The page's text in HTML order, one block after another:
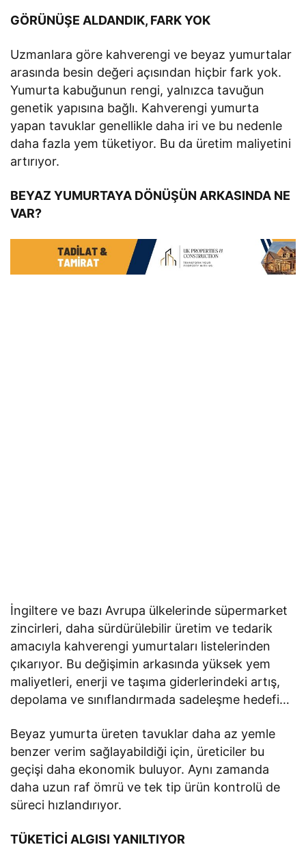
GÖRÜNÜŞE ALDANDIK, FARK YOK
Uzmanlara göre kahverengi ve beyaz yumurtalar
arasında besin değeri açısından hiçbir fark yok.
Yumurta kabuğunun rengi, yalnızca tavuğun
genetik yapısına bağlı. Kahverengi yumurta
yapan tavuklar genellikle daha iri ve bu nedenle
daha fazla yem tüketiyor. Bu da üretim maliyetini
artırıyor.
BEYAZ YUMURTAYA DÖNÜŞÜN ARKASINDA NE
VAR?
İngiltere ve bazı Avrupa ülkelerinde süpermarket
zincirleri, daha sürdürülebilir üretim ve tedarik
amacıyla kahverengi yumurtaları listelerinden
çıkarıyor. Bu değişimin arkasında yüksek yem
maliyetleri, enerji ve taşıma giderlerindeki artış,
depolama ve sınıflandırmada sadeleşme hedefi…
Beyaz yumurta üreten tavuklar daha az yemle
benzer verim sağlayabildiği için, üreticiler bu
geçişi daha ekonomik buluyor. Aynı zamanda
daha uzun raf ömrü ve tek tip ürün kontrolü de
süreci hızlandırıyor.
TÜKETİCİ ALGISI YANILTIYOR